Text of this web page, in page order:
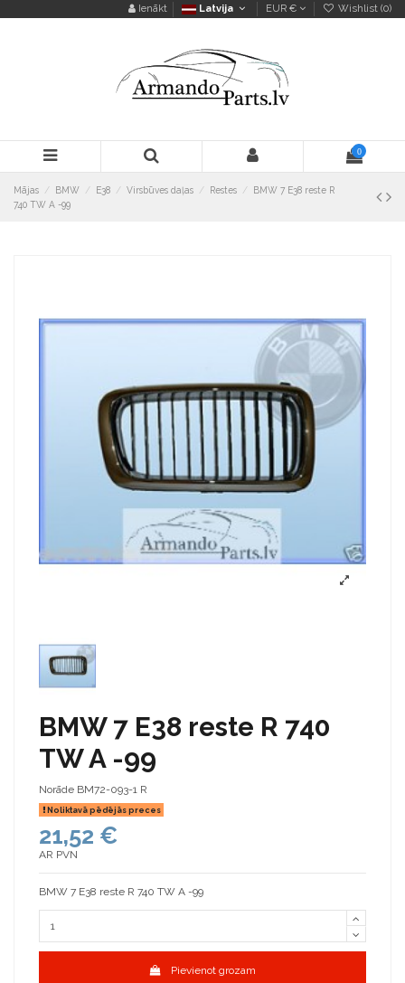
Ienākt Latvija EUR € Wishlist (0)
0
Mājas BMW E38 Virsbūves daļas Restes
BMW 7 E38 reste R
740 TW A -99
BMW 7 E38 reste R 740
TW A -99
Norāde BM72-093-1 R
Noliktavā pēdējās preces
21,52 €
AR PVN
BMW 7 E38 reste R 740 TW A -99
Pievienot grozam